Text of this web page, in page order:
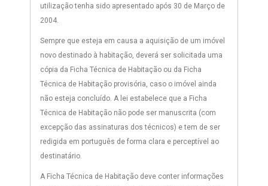
utilização tenha sido apresentado após 30 de Março de
2004.
Sempre que esteja em causa a aquisição de um imóvel
novo destinado à habitação, deverá ser solicitada uma
cópia da Ficha Técnica de Habitação ou da Ficha
Técnica de Habitação provisória, caso o imóvel ainda
não esteja concluído. A lei estabelece que a Ficha
Técnica de Habitação não pode ser manuscrita (com
excepção das assinaturas dos técnicos) e tem de ser
redigida em português de forma clara e perceptível ao
destinatário.
A Ficha Técnica de Habitação deve conter informações